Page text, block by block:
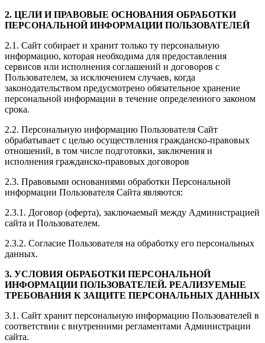
2. ЦЕЛИ И ПРАВОВЫЕ ОСНОВАНИЯ ОБРАБОТКИ
ПЕРСОНАЛЬНОЙ ИНФОРМАЦИИ ПОЛЬЗОВАТЕЛЕЙ
2.1. Сайт собирает и хранит только ту персональную
информацию, которая необходима для предоставления
сервисов или исполнения соглашений и договоров с
Пользователем, за исключением случаев, когда
законодательством предусмотрено обязательное хранение
персональной информации в течение определенного законом
срока.
2.2. Персональную информацию Пользователя Сайт
обрабатывает с целью осуществления гражданско-правовых
отношений, в том числе подготовки, заключения и
исполнения гражданско-правовых договоров
2.3. Правовыми основаниями обработки Персональной
информации Пользователя Сайта являются:
2.3.1. Договор (оферта), заключаемый между Администрацией
сайта и Пользователем.
2.3.2. Согласие Пользователя на обработку его персональных
данных.
3. УСЛОВИЯ ОБРАБОТКИ ПЕРСОНАЛЬНОЙ
ИНФОРМАЦИИ ПОЛЬЗОВАТЕЛЕЙ. РЕАЛИЗУЕМЫЕ
ТРЕБОВАНИЯ К ЗАЩИТЕ ПЕРСОНАЛЬНЫХ ДАННЫХ
3.1. Сайт хранит персональную информацию Пользователей в
соответствии с внутренними регламентами Администрации
сайта.